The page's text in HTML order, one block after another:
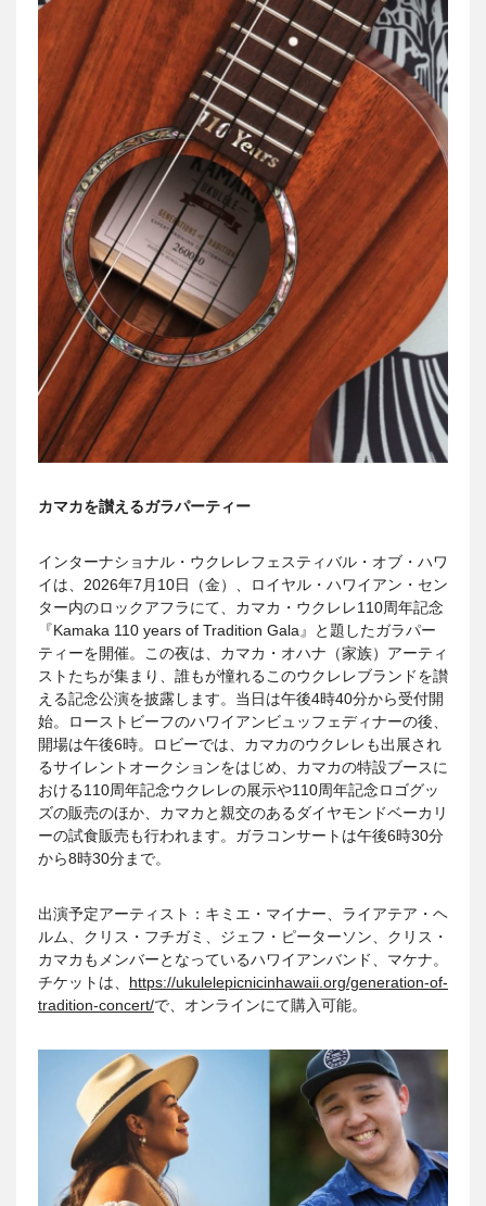
カマカを讃えるガラパーティー
インターナショナル・ウクレレフェスティバル・オブ・ハワ
イは、2026年7月10日（金）、ロイヤル・ハワイアン・セン
ター内のロックアフラにて、カマカ・ウクレレ110周年記念
『Kamaka 110 years of Tradition Gala』と題したガラパー
ティーを開催。この夜は、カマカ・オハナ（家族）アーティ
ストたちが集まり、誰もが憧れるこのウクレレブランドを讃
える記念公演を披露します。当日は午後4時40分から受付開
始。ローストビーフのハワイアンビュッフェディナーの後、
開場は午後6時。ロビーでは、カマカのウクレレも出展され
るサイレントオークションをはじめ、カマカの特設ブースに
おける110周年記念ウクレレの展示や110周年記念ロゴグッ
ズの販売のほか、カマカと親交のあるダイヤモンドベーカリ
ーの試食販売も行われます。ガラコンサートは午後6時30分
から8時30分まで。
出演予定アーティスト：キミエ・マイナー、ライアテア・ヘ
ルム、クリス・フチガミ、ジェフ・ピーターソン、クリス・
カマカもメンバーとなっているハワイアンバンド、マケナ。
チケットは、 https://ukulelepicnicinhawaii.org/generation-of-
tradition-concert/で、オンラインにて購入可能。